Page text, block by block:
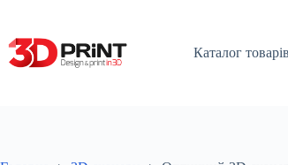
вмісту
Каталог товарів